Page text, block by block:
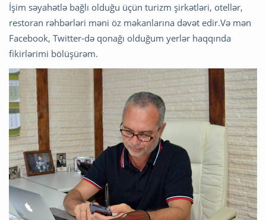
İşim səyahətlə bağlı olduğu üçün turizm şirkətləri, otellər,
restoran rəhbərləri məni öz məkanlarına dəvət edir.Və mən
Facebook, Twitter-də qonağı olduğum yerlər haqqında
fikirlərimi bölüşürəm.